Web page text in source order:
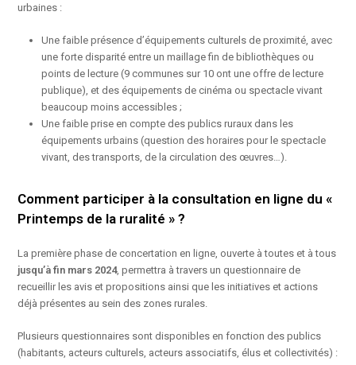
urbaines :
Une faible présence d’équipements culturels de proximité, avec
une forte disparité entre un maillage fin de bibliothèques ou
points de lecture (9 communes sur 10 ont une offre de lecture
publique), et des équipements de cinéma ou spectacle vivant
beaucoup moins accessibles ;
Une faible prise en compte des publics ruraux dans les
équipements urbains (question des horaires pour le spectacle
vivant, des transports, de la circulation des œuvres…).
Comment participer à la consultation en ligne du «
Printemps de la ruralité » ?
La première phase de concertation en ligne, ouverte à toutes et à tous
jusqu’à fin mars 2024, permettra à travers un questionnaire de
recueillir les avis et propositions ainsi que les initiatives et actions
déjà présentes au sein des zones rurales.
Plusieurs questionnaires sont disponibles en fonction des publics
(habitants, acteurs culturels, acteurs associatifs, élus et collectivités) :